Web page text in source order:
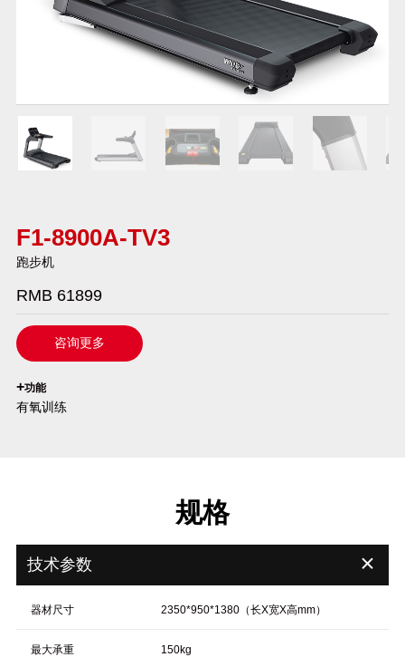
F1-8900A-TV3
跑步机
RMB 61899
咨询更多
`
+功能
有氧训练
规格
技术参数 ＋
器材尺寸 2350*950*1380（长X宽X高mm）
最大承重 150kg